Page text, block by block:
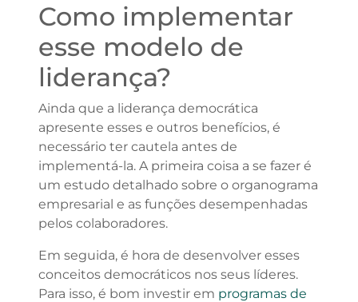
Como implementar
esse modelo de
liderança?
Ainda que a liderança democrática
apresente esses e outros benefícios, é
necessário ter cautela antes de
implementá-la. A primeira coisa a se fazer é
um estudo detalhado sobre o organograma
empresarial e as funções desempenhadas
pelos colaboradores.
Em seguida, é hora de desenvolver esses
conceitos democráticos nos seus líderes.
Para isso, é bom investir em programas de